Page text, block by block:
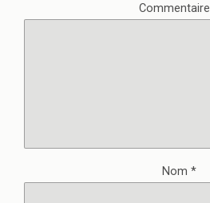
Commentaire
Nom *